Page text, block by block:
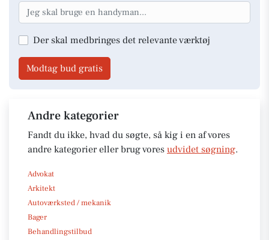
Der skal medbringes det relevante værktøj
Modtag bud gratis
Andre kategorier
Fandt du ikke, hvad du søgte, så kig i en af vores
andre kategorier eller brug vores udvidet søgning.
Advokat
Arkitekt
Autoværksted / mekanik
Bager
Behandlingstilbud